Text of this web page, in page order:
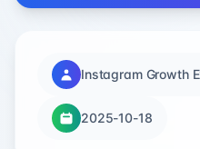
Instagram Growth
2025-10-18